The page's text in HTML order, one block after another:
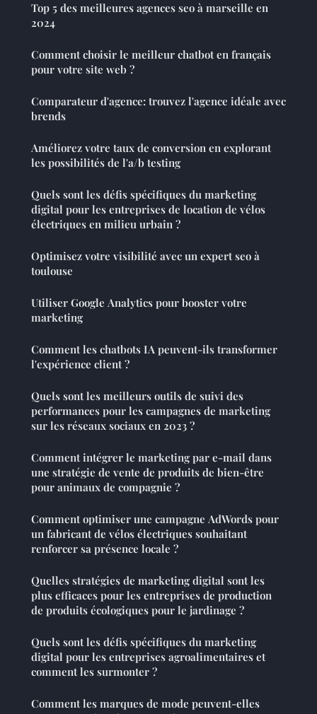
Top 5 des meilleures agences seo à marseille en
2024
Comment choisir le meilleur chatbot en français
pour votre site web ?
Comparateur d'agence: trouvez l'agence idéale avec
brends
Améliorez votre taux de conversion en explorant
les possibilités de l'a/b testing
Quels sont les défis spécifiques du marketing
digital pour les entreprises de location de vélos
électriques en milieu urbain ?
Optimisez votre visibilité avec un expert seo à
toulouse
Utiliser Google Analytics pour booster votre
marketing
Comment les chatbots IA peuvent-ils transformer
l'expérience client ?
Quels sont les meilleurs outils de suivi des
performances pour les campagnes de marketing
sur les réseaux sociaux en 2023 ?
Comment intégrer le marketing par e-mail dans
une stratégie de vente de produits de bien-être
pour animaux de compagnie ?
Comment optimiser une campagne AdWords pour
un fabricant de vélos électriques souhaitant
renforcer sa présence locale ?
Quelles stratégies de marketing digital sont les
plus efficaces pour les entreprises de production
de produits écologiques pour le jardinage ?
Quels sont les défis spécifiques du marketing
digital pour les entreprises agroalimentaires et
comment les surmonter ?
Comment les marques de mode peuvent-elles